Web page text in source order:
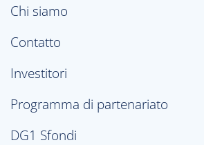
Chi siamo
Contatto
Investitori
Programma di partenariato
DG1 Sfondi